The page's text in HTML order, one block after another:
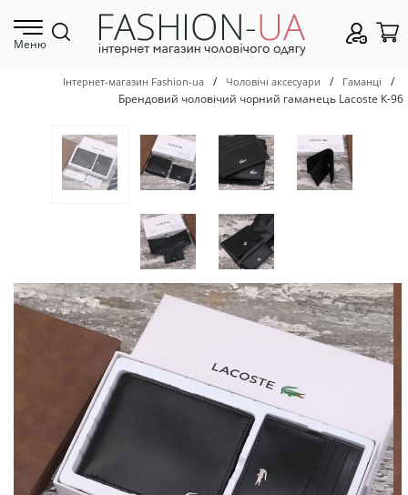
Меню
Інтернет-магазин Fashion-ua / Чоловічі аксесуари / Гаманці
/
Брендовий чоловічий чорний гаманець Lacoste К-96